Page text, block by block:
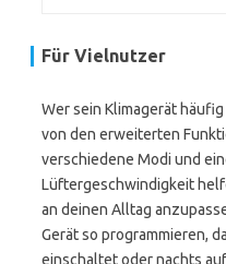
Für Vielnutzer
Wer sein Klimagerät
von den erweiterten
verschiedene Modi und
Lüftergeschwindigkeit
an deinen Alltag
Gerät so programmieren,
einschaltet oder nachts